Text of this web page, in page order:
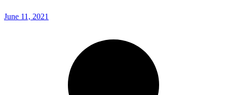
June 11, 2021